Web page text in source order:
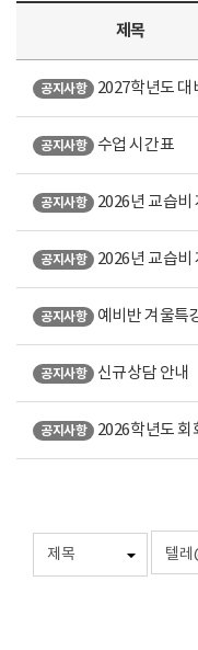
제목
공지사항
공지사항 수업 시간표
공지사항
공지사항
공지사항
공지사항 신규상담 안내
공지사항